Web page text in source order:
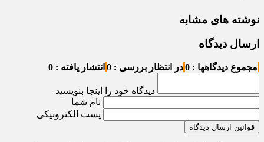
نوشته های مشابه
ارسال دیدگاه
مجموع دیدگاهها : 0 در انتظار بررسی : 0 انتشار یافته : 0
دیدگاه خود را اینجا بنویسید
نام شما
پست الکترونیکی
قوانین ارسال دیدگاه